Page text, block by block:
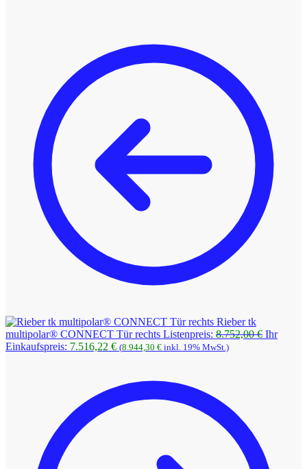
Rieber tk
multipolar® CONNECT Tür rechts Listenpreis: 8.752,00€ Ihr
Einkaufspreis: 7.516,22 €Aktueller
7.516,22 €.
(8.944,30 € inkl. 19% MwSt.)